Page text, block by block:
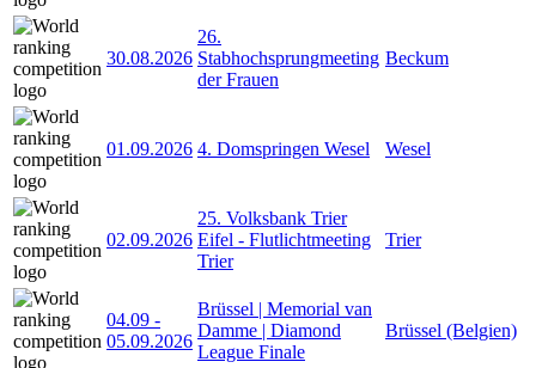
30.08.2026
26.
Stabhochsprungmeeting
der Frauen
Beckum
01.09.2026 4. Domspringen Wesel Wesel
02.09.2026
25. Volksbank Trier
Eifel - Flutlichtmeeting
Trier
Trier
04.09 -
05.09.2026
Brüssel | Memorial van
Damme | Diamond
League Finale
Brüssel (Belgien)